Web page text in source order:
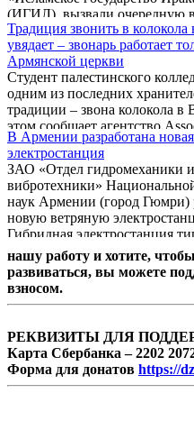
армянской прессе полтора
(ИГИЛ), вызвали очередную
внешней политики
Обамы. Сенатор Джон
предшественник Обамы
Джордж Уокер Буш выиграл
Ираке, а Обама потерял эту
выиграли. Генерал Дэвид
победителем из этого
мы оставили достаточное
то не ...
Традиция звонить в
увядает – звонарь работает
Армянской церкви
Студент палестинского
одним из последних
традиции – звона колокола
этом сообщает агентство
Дважды в неделю Хадир
поднимается на крышу церкви
Христова, построенной над
согласно традиции, родился
тянет веревки четырех
на крыше в общей сложности
символизирует количество
полагают, прожил Иисус.
В Армении разработана
электростанция
ЗАО «Отдел гидромеханики и
вибротехники»
наук Армении (город Гюмри)
новую ветряную
Гибридная электростанция
– Джумбо мощностью в 20
на работу при ветре 3 – 18 м/
провел работы по установке
нашу работу и хотите,
развиваться, вы можете
взносом.
РЕКВИЗИТЫ ДЛЯ
Карта Сбербанка – 2202
Форма для донатов https://